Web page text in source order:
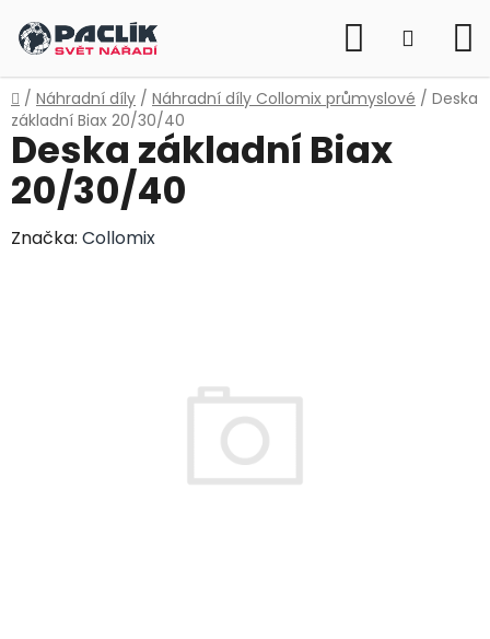
na
obsah
Hledat
KOŠÍK
Domů
/ Náhradní díly / Náhradní díly Collomix průmyslové / Deska
základní Biax 20/30/40
Deska základní Biax
20/30/40
Značka: Collomix